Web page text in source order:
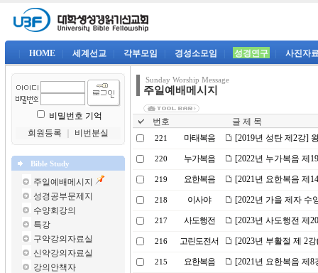
HOME 세계선교 각부모임 경성소모임 성경연구 사진자
비밀번호 기억
회원등록
비번분실
Bible Study
주일예배메시지
성경공부문제지
수양회강의
특강
구약강의자료실
신약강의자료실
강의안책자
Sunday Worship Message
주일예배메시지
번호 글 제 목
221 마태복음 [2019년 성탄 제2강]
220 누가복음 [2022년 누가복음 제
219 요한복음 [2021년 요한복음 제
218 이사야 [2022년 가을 제자 수
217 사도행전 [2023년 사도행전 제
216 고린도전서 [2023년 부활절 제 2
215 요한복음 [2021년 요한복음 제